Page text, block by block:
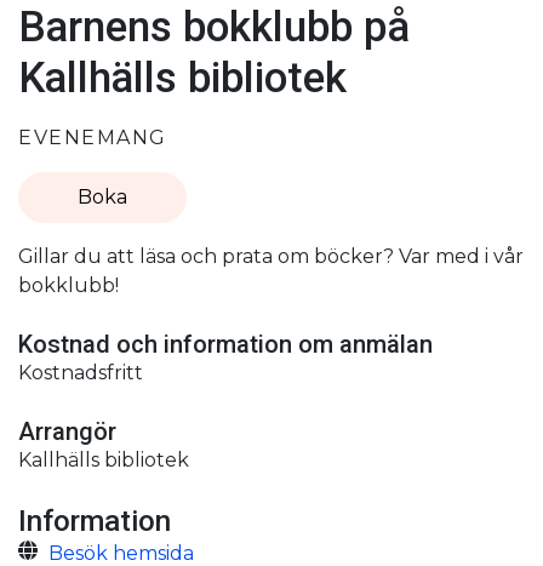
Barnens bokklubb på
Kallhälls bibliotek
EVENEMANG
Boka
Gillar du att läsa och prata om böcker? Var med i vår
bokklubb!
Kostnad och information om anmälan
Kostnadsfritt
Arrangör
Kallhälls bibliotek
Information
Besök hemsida